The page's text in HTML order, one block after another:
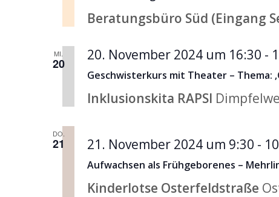
Beratungsbüro Süd (Eingang
MI.
20
Geschwisterkurs mit Theater – Thema:
20. November 2024 um 16:30 -
Inklusionskita RAPSI
DO.
21
Aufwachsen als Frühgeborenes –
21. November 2024 um 9:30 -
Kinderlotse Osterfeldstraße